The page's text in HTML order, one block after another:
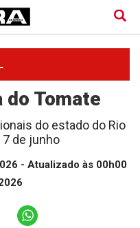
do Tomate
do estado do Rio
de junho
- Atualizado às 00h00